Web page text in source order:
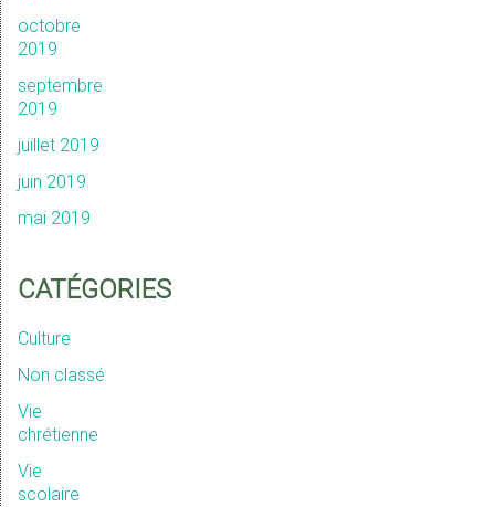
octobre
2019
septembre
2019
juillet 2019
juin 2019
mai 2019
CATÉGORIES
Culture
Non classé
Vie
chrétienne
Vie
scolaire